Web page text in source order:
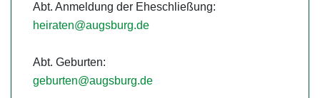
Abt. Anmeldung der Eheschließung:
heiraten@augsburg.de
Abt. Geburten:
geburten@augsburg.de